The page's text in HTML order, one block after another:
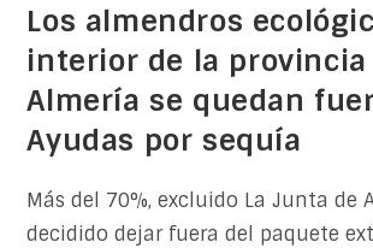
Los almendros
interior de la provincia
Almería se quedan
Ayudas por sequía
Más del 70%, excluido La Junta de
decidido dejar fuera del paquete